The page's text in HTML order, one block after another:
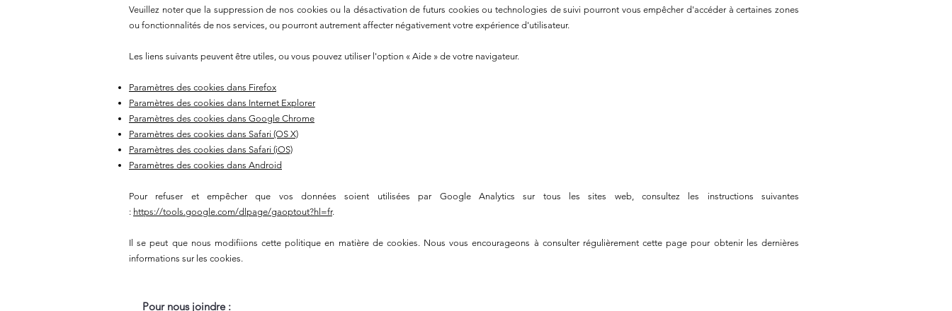
Veuillez noter que la suppression de nos cookies ou la désactivation de futurs cookies ou technologies de suivi pourront vous empêcher d'accéder à certaines zones
ou fonctionnalités de nos services, ou pourront autrement affecter négativement votre expérience d'utilisateur.
Les liens suivants peuvent être utiles, ou vous pouvez utiliser l'option « Aide » de votre navigateur.
Paramètres des cookies dans Firefox
Paramètres des cookies dans Internet Explorer
Paramètres des cookies dans Google Chrome
Paramètres des cookies dans Safari (OS X)
Paramètres des cookies dans Safari (iOS)
Paramètres des cookies dans Android
Pour refuser et empêcher que vos données soient utilisées par Google Analytics sur tous les sites web, consultez les instructions suivantes
: https://tools.google.com/dlpage/gaoptout?hl=fr.
Il se peut que nous modifiions cette politique en matière de cookies. Nous vous encourageons à consulter régulièrement cette page pour obtenir les dernières
informations sur les cookies.
Pour nous joindre :